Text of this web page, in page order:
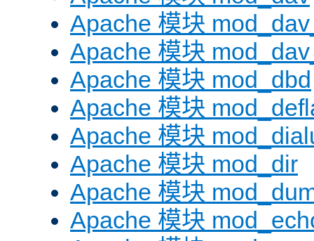
Apache 模块
Apache 模块
Apache 模块 mod_dbd
Apache 模块
Apache 模块
Apache 模块 mod_dir
Apache 模块
Apache 模块